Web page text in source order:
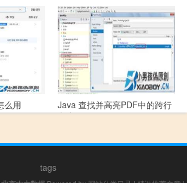
钱？
宠物定位器app开发可以解决哪
些问题？
么用
Java 查找并高亮PDF中的跨行
文本
tags